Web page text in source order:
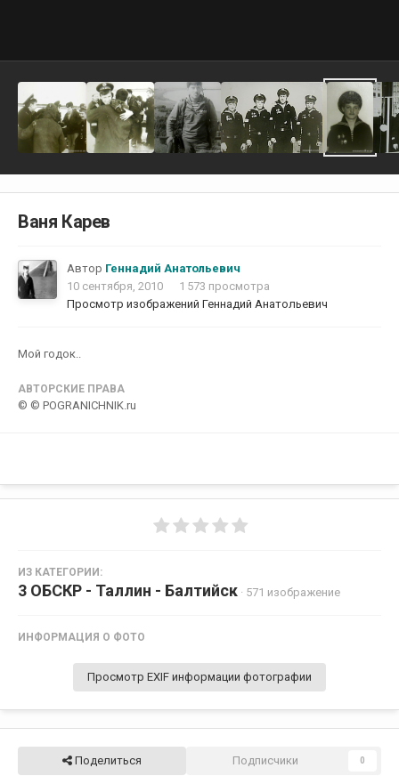
Ваня Карев
Автор Геннадий Анатольевич
10 сентября, 2010
1 573 просмотра
Просмотр изображений Геннадий Анатольевич
Мой годок..
АВТОРСКИЕ ПРАВА
© © POGRANICHNIK.ru
ИЗ КАТЕГОРИИ:
3 ОБСКР - Таллин - Балтийск · 571 изображение
ИНФОРМАЦИЯ О ФОТО
Просмотр EXIF информации фотографии
Поделиться Подписчики 0